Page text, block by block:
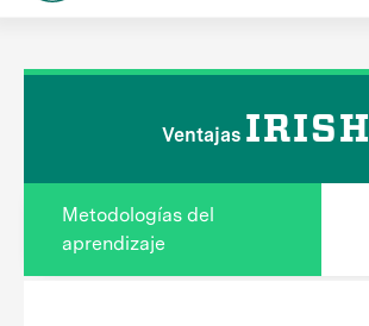
Ventajas IRISH
Metodologías del
aprendizaje